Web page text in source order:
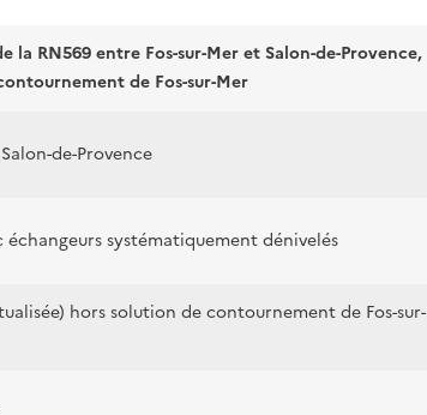
la RN569 entre Fos-sur-Mer et Salon-de-Provence,
de Fos-sur-Mer
de-Provence
systématiquement dénivelés
hors solution de contournement de Fos-sur-